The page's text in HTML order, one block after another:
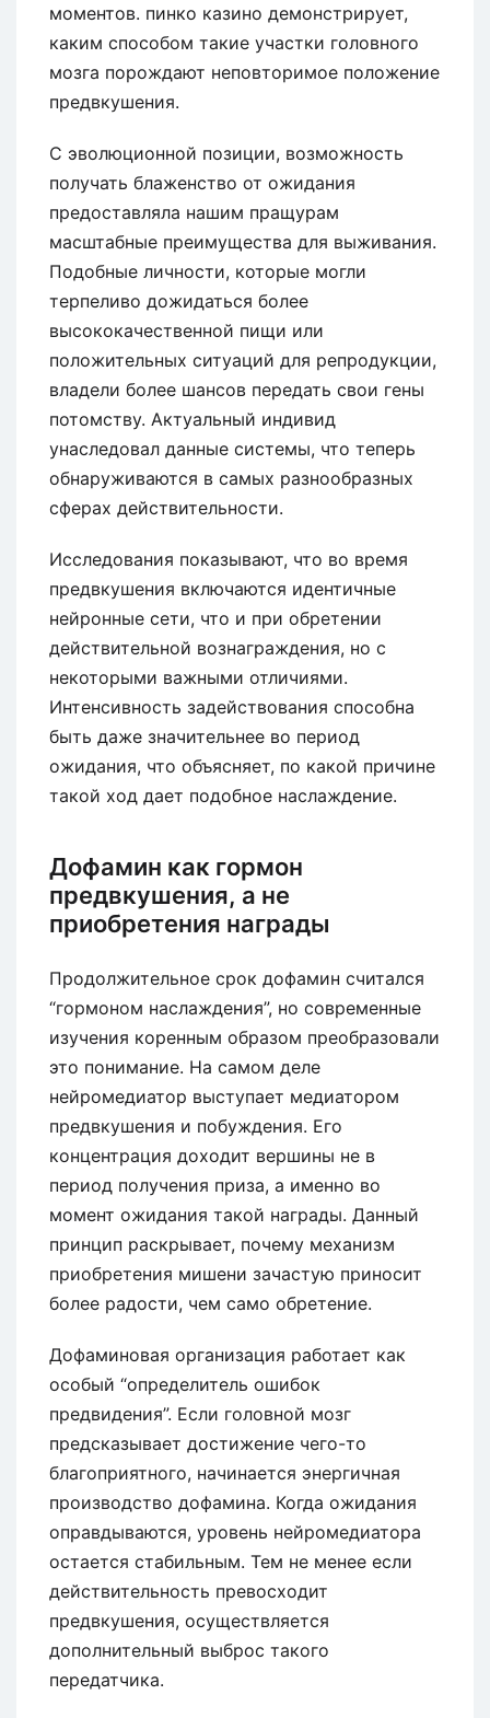
моментов. пинко казино демонстрирует,
каким способом такие участки головного
мозга порождают неповторимое положение
предвкушения.
С эволюционной позиции, возможность
получать блаженство от ожидания
предоставляла нашим пращурам
масштабные преимущества для выживания.
Подобные личности, которые могли
терпеливо дожидаться более
высококачественной пищи или
положительных ситуаций для репродукции,
владели более шансов передать свои гены
потомству. Актуальный индивид
унаследовал данные системы, что теперь
обнаруживаются в самых разнообразных
сферах действительности.
Исследования показывают, что во время
предвкушения включаются идентичные
нейронные сети, что и при обретении
действительной вознаграждения, но с
некоторыми важными отличиями.
Интенсивность задействования способна
быть даже значительнее во период
ожидания, что объясняет, по какой причине
такой ход дает подобное наслаждение.
Дофамин как гормон
предвкушения, а не
приобретения награды
Продолжительное срок дофамин считался
“гормоном наслаждения”, но современные
изучения коренным образом преобразовали
это понимание. На самом деле
нейромедиатор выступает медиатором
предвкушения и побуждения. Его
концентрация доходит вершины не в
период получения приза, а именно во
момент ожидания такой награды. Данный
принцип раскрывает, почему механизм
приобретения мишени зачастую приносит
более радости, чем само обретение.
Дофаминовая организация работает как
особый “определитель ошибок
предвидения”. Если головной мозг
предсказывает достижение чего-то
благоприятного, начинается энергичная
производство дофамина. Когда ожидания
оправдываются, уровень нейромедиатора
остается стабильным. Тем не менее если
действительность превосходит
предвкушения, осуществляется
дополнительный выброс такого
передатчика.